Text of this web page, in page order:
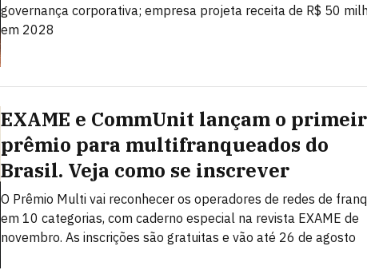
governança corporativa; empresa projeta receita de R$ 50
em 2028
EXAME e CommUnit lançam o
prêmio para multifranqueados do
Brasil. Veja como se inscrever
O Prêmio Multi vai reconhecer os operadores de redes de
em 10 categorias, com caderno especial na revista EXAME de
novembro. As inscrições são gratuitas e vão até 26 de agosto